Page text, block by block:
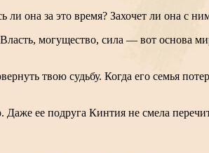
она за это время? Захочет ли она с
могущество, сила — вот основа
твою судьбу. Когда его семья
ее подруга Кинтия не смела